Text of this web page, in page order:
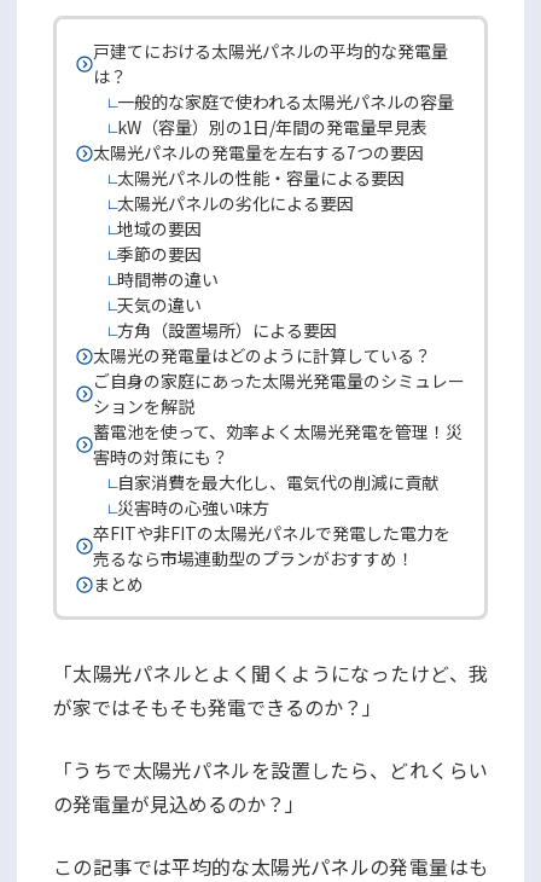
戸建てにおける太陽光パネルの平均的な発電量
は？
一般的な家庭で使われる太陽光パネルの容量
kW（容量）別の1日/年間の発電量早見表
太陽光パネルの発電量を左右する7つの要因
太陽光パネルの性能・容量による要因
太陽光パネルの劣化による要因
地域の要因
季節の要因
時間帯の違い
天気の違い
方角（設置場所）による要因
太陽光の発電量はどのように計算している？
ご自身の家庭にあった太陽光発電量のシミュレー
ションを解説
蓄電池を使って、効率よく太陽光発電を管理！災
害時の対策にも？
自家消費を最大化し、電気代の削減に貢献
災害時の心強い味方
卒FITや非FITの太陽光パネルで発電した電力を
売るなら市場連動型のプランがおすすめ！
まとめ
「太陽光パネルとよく聞くようになったけど、我
が家ではそもそも発電できるのか？」
「うちで太陽光パネルを設置したら、どれくらい
の発電量が見込めるのか？」
この記事では平均的な太陽光パネルの発電量はも